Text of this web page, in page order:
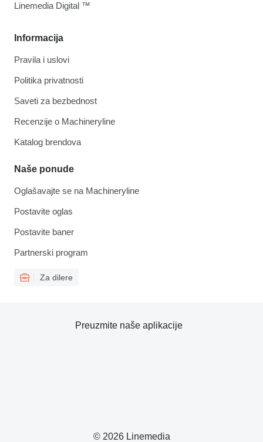
Informacija
Pravila i uslovi
Politika privatnosti
Saveti za bezbednost
Recenzije o Machineryline
Katalog brendova
Naše ponude
Oglašavajte se na Machineryline
Postavite oglas
Postavite baner
Partnerski program
Za dilere
Linemedia Digital ™
© 2026 Linemedia
Preuzmite naše aplikacije